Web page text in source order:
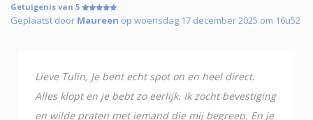
Getuigenis van 5
Geplaatst door Maureen op woensdag 17 december 2025 om 16u52
Lieve Tulin, Je bent echt spot on en heel direct.
Alles klopt en je bebt zo eerlijk. Ik zocht bevestiging
en wilde praten met iemand die mij begreep. En je